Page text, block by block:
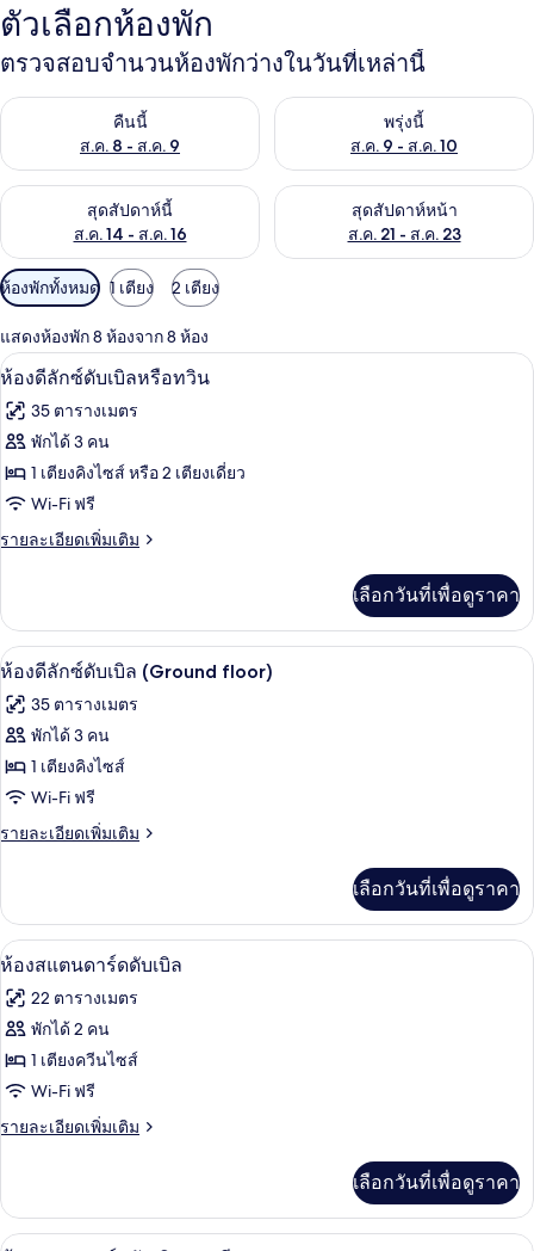
ตัวเลือกห้องพัก
ตรวจสอบจำนวนห้องพักว่างในวันที่เหล่านี้
คืนนี้
ส.ค. 8 - ส.ค. 9
ตรวจสอบจำนวนห้องพักว่างในคืนนี้ ส.ค. 8 - ส.ค. 9พรุ่งนี้
ส.ค. 9 - ส.ค. 10
ตรวจสอบจำนวนห้องพักว่างใน
สุดสัปดาห์นี้
ส.ค. 14 - ส.ค. 16
ตรวจสอบจำนวนห้องพักว่างในสุดสัปดาห์นี้ ส.ค. 14 - ส.ค. 16
สุดสัปดาห์หน้า
ส.ค. 21 - ส.ค. 23
ตรวจสอบจำนวนห้องพักว่างใน
ตัว
กรอง
ที่
มี
ให้
สำหรับ
ห้อง
พัก
ห้องพักทั้งหมด 1 เตียง 2 เตียง
แสดงห้องพัก 8 ห้องจาก 8 ห้อง
เปิด
ภาพถ่าย
ทั้งหมด
ของ
ห้อง
ดี
ซ์
ดับเบิล
หรือ
ทวิน
ห้องดีลักซ์ดับเบิลหรือทวิน | เครื่องนอ
13
ห้องดีลักซ์ดับเบิลหรือทวิน
35 ตารางเมตร
พักได้ 3 คน
1 เตียงคิงไซส์ หรือ 2 เตียงเดี่ยว
Wi-Fi ฟรี
รายละเอียดเพิ่มเติม
ราย
เกี่ยว
กับ
ห้อง
ลัก
ซ์
หรือ
ทวิ
เลือกวันที่เพื่อดูราคา
เปิด
ภาพถ่าย
ทั้งหมด
ของ
ห้อง
ดี
ซ์
ดับเบิล
(Ground
floor)
ห้องดีลักซ์ดับเบิล (Ground floor) | เค
8
ห้องดีลักซ์ดับเบิล (Ground floor)
35 ตารางเมตร
พักได้ 3 คน
1 เตียงคิงไซส์
Wi-Fi ฟรี
รายละเอียดเพิ่มเติม
ราย
เกี่ยว
กับ
ห้อง
ลัก
ซ์
(Ground
floor)
เลือกวันที่เพื่อดูราคา
เปิด
ภาพถ่าย
ทั้งหมด
ของ
ห้อง
สแตนดาร์ด
ห้องสแตนดาร์ดดับเบิล | เครื่องนอนร
6
ห้องสแตนดาร์ดดับเบิล
22 ตารางเมตร
พักได้ 2 คน
1 เตียงควีนไซส์
Wi-Fi ฟรี
รายละเอียดเพิ่มเติม
ราย
เกี่ยว
กับ
เลือกวันที่เพื่อดูราคา
ห้องสแตนดาร์ดดับเบิล, ระเบียง | เครื่